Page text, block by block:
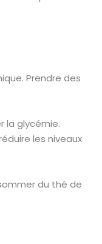
Prendre des
la glycémie.
les niveaux
du thé de